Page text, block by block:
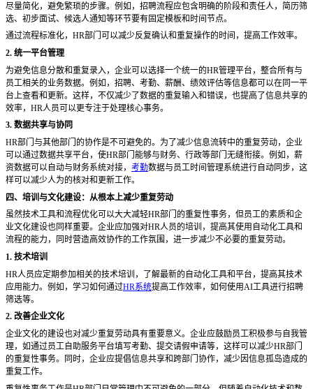
尽量简化，避免繁琐的步骤。例如，招聘流程应包含明确的阶段和责任人，简历筛
选、初步面试、候选人通知等环节要有固定模板和时间节点。
通过流程标准化， HR部门可以减少反复确认和重复操作的时间，提高工作效率。
2. 统一平台管理
为避免信息分散和重复录入，企业可以选择一个统一的HR管理平台，整合所有与
员工相关的业务数据。例如，招聘、考勤、薪酬、绩效评估等信息都可以在同一平
台上查看和更新。这样，不仅减少了数据的重复输入和错误，也提高了信息共享的
效率，HR人员可以更专注于处理核心事务。
3. 数据共享与协同
HR部门与其他部门的协作是不可避免的。为了减少信息流转中的重复劳动，企业
可以通过数据共享平台，使HR部门能够与财务、行政等部门无缝衔接。例如，薪
资数据可以自动与财务系统对接， 考勤数据与员工时间管理系统进行自动同步，这
样可以减少人为的核对和更新工作。
四、培训与文化建设：从根本上减少重复劳动
虽然技术工具和流程优化可以大大减轻HR部门的重复性事务，但员工的素质和企
业文化建设也同样重要。企业应加强对HR人员的培训，提高其使用自动化工具和
流程的能力，同时营造高效协作的工作氛围，进一步减少不必要的重复劳动。
1. 技术培训
HR人员应定期参加相关的技术培训，了解最新的自动化工具和平台，提高其技术
应用能力。例如，学习如何通过HR系统提高工作效率，如何使用AI工具进行招聘
筛选等。
2. 改善企业文化
企业文化的建设也对减少重复劳动具有重要意义。企业应鼓励员工积极参与自我管
理，如通过员工自助服务平台填写考勤、提交请假申请等，这样可以减少HR部门
的重复性事务。同时，企业应提倡信息共享和跨部门协作，减少因信息孤岛造成的
重复工作。